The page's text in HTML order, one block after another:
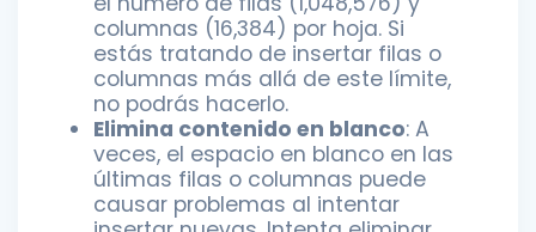
columnas (16,384) por hoja. Si
estás tratando de insertar filas o
columnas más allá de este límite,
no podrás hacerlo.
Elimina contenido en blanco: A
veces, el espacio en blanco en las
últimas filas o columnas puede
causar problemas al intentar